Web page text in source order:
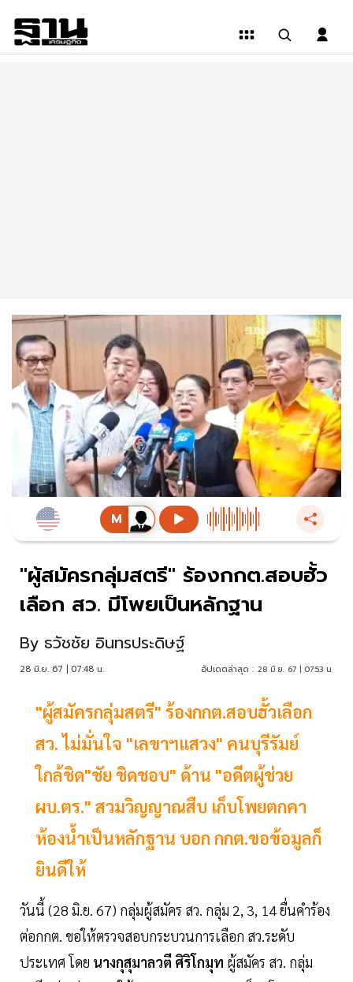
"ผู้สมัครกลุ่มสตรี" ร้องกกต.สอบฮั้ว
เลือก สว. มีโพยเป็นหลักฐาน
By ธวัชชัย อินทรประดิษฐ์
28 มิ.ย. 67 | 07:48 น. อัปเดตล่าสุด : 28 มิ.ย. 67 | 07:53 น.
"ผู้สมัครกลุ่มสตรี" ร้องกกต.สอบฮั้วเลือก
สว. ไม่มั่นใจ "เลขาฯแสวง" คนบุรีรัมย์
ใกล้ชิด"ชัย ชิดชอบ" ด้าน "อดีตผู้ช่วย
ผบ.ตร." สวมวิญญาณสืบ เก็บโพยตกคา
ห้องน้ำเป็นหลักฐาน บอก กกต.ขอข้อมูลก็
ยินดีให้
วันนี้ (28 มิ.ย. 67) กลุ่มผู้สมัคร สว. กลุ่ม 2, 3, 14 ยื่นคำร้อง
ต่อกกต. ขอให้ตรวจสอบกระบวนการเลือก สว.ระดับ
ประเทศ โดย นางกุสุมาลวตี ศิริโกมุท ผู้สมัคร สว. กลุ่ม